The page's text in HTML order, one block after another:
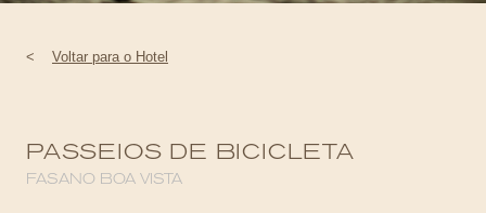
< Voltar para o Hotel
PASSEIOS DE BICICLETA
FASANO BOA VISTA